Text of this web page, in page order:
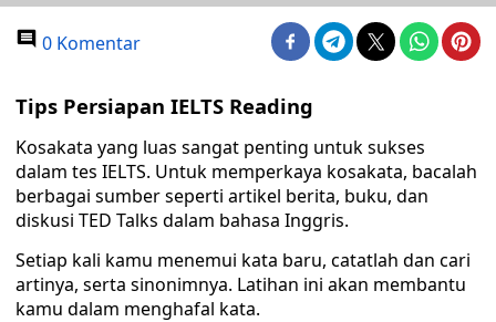
0 Komentar
Tips Persiapan IELTS Reading
Kosakata yang luas sangat penting untuk sukses
dalam tes IELTS. Untuk memperkaya kosakata, bacalah
berbagai sumber seperti artikel berita, buku, dan
diskusi TED Talks dalam bahasa Inggris.
Setiap kali kamu menemui kata baru, catatlah dan cari
artinya, serta sinonimnya. Latihan ini akan membantu
kamu dalam menghafal kata.